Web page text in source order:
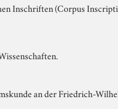
Inschriften (Corpus
an der Friedrich-